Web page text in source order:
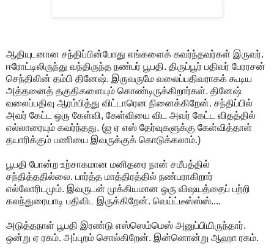
ஆதியுடனான சந்திப்பின்போது எங்களைக் கவர்ந்தவர்கள் இருவர்.
ஈரோட்டிலிருந்து வந்திருந்த நண்பர் பூபதி. திருப்பூர் பதிவர் பேரரசன்
செந்திலின் தம்பி தினேஷ். இருவருமே வலைப்பதிவராகக் கூடிய
அத்தனைத் தகுதிகளையும் கொண்டிருக்கிறார்கள். தினேஷ்
வலைப்பதிவு ஆரம்பித்து விட்டாரென நினைக்கிறேன். சந்திப்பில்
அவர் கேட்ட ஒரு கேள்வி, கேள்வியை விட அவர் கேட்ட விதத்தில்
எல்லாரையும் கவர்ந்தது. (ஐ ஏ எஸ் தேர்வுகளுக்கு கேள்வித்தாள்
தயாரிக்கும் பணியை இவருக்குக் கொடுக்கலாம்.)
பூபதி போன்ற உற்சாகமான மனிதரை நான் சமீபத்தில்
சந்தித்ததில்லை. பார்த்த மாத்திரத்தில் நண்பராகிறார்
எல்லோரிடமும். இவருடன் முக்கியமான ஒரு விஷயத்தைப் பற்றி
கலந்துரையாடி பதிவிட இருக்கிறேன். வெய்ட்டீஸ்ஸ்ஸ்....
அடுத்தநாள் பூபதி இரண்டு எஸ்ஸெம்மெஸ் அனுப்பியிருந்தார்.
ஒன்று ஏ ரகம். அப்புறம் சொல்கிறேன். இன்னொன்று ஆஹா ரகம்.